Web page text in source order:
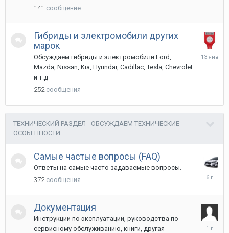
141 сообщение
Гибриды и электромобили других
марок
Обсуждаем гибриды и электромобили Ford,
Mazda, Nissan, Kia, Hyundai, Cadillac, Tesla, Chevrolet
и т.д
252 сообщения
13
ТЕХНИЧЕСКИЙ РАЗДЕЛ - ОБСУЖДАЕМ ТЕХНИЧЕСКИЕ
ОСОБЕННОСТИ
Самые частые вопросы (FAQ)
Ответы на самые часто задаваемые вопросы.
372 сообщения
Документация
Инструкции по эксплуатации, руководства по
сервисному обслуживанию, книги, другая
27